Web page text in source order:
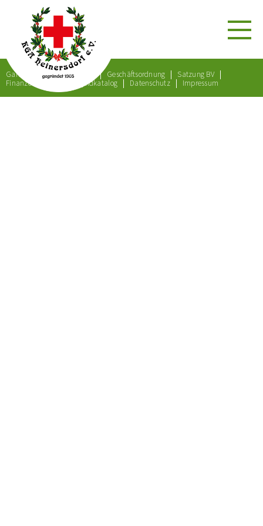
Gartenordnung Satzung Geschäftsordnung
Satzung BV
Finanzordnung
Bußgeldkatalog Datenschutz Impressum